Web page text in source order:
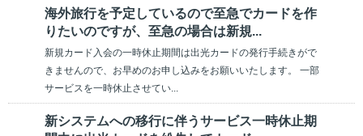
海外旅行を予定しているので至急でカードを作
りたいのですが、至急の場合は新規...
新規カード入会の一時休止期間は出光カードの発行手続きがで
きませんので、お早めのお申し込みをお願いいたします。 一部
サービスを一時休止させてい...
新システムへの移行に伴うサービス一時休止期